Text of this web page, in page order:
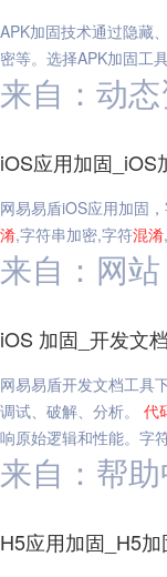
APK加固技术通过隐藏、
密等。选择APK加固工
来自：动
iOS应用加固_iOS
网易易盾iOS应用加固，
淆,字符串加密,字符混淆
来自：网站
iOS 加固_开发文
网易易盾开发文档工具
调试、破解、分析。 代
响原始逻辑和性能。字
来自：帮
H5应用加固_H5